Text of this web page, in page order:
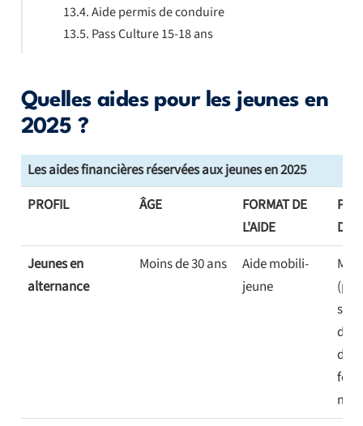
Quelles aides pour les jeunes en
2025 ?
Les aides financières réservées aux jeunes en 2025
PROFIL
ÂGE
FORMAT DE
L'AIDE
DE
Jeunes en
alternance
Moins de 30 ans
Aide mobili-
jeune
de
Aide permis de conduire
Pass Culture 15-18 ans